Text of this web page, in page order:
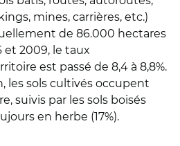
mines, carrières, etc.)
de 86.000 hectares
et 2009, le taux
est passé de 8,4 à 8,8%.
les sols cultivés occupent
suivis par les sols boisés
en herbe (17%).